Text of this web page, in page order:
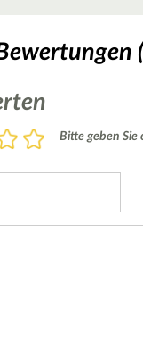
Bewertung
5
Bitte geben Sie